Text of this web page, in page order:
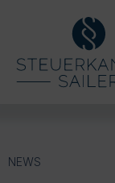
NEWS